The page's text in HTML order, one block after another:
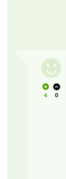
4 0